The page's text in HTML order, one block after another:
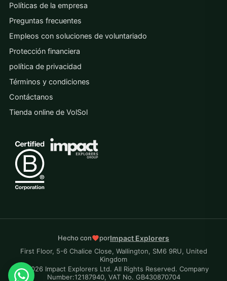
Políticas de la empresa
Preguntas frecuentes
Empleos con soluciones de voluntariado
Protección financiera
política de privacidad
Términos y condiciones
Contáctanos
Tienda online de VolSol
Hecho con porImpact Explorers
First Floor, 5-6 Chalice Close, Wallington, SM6 9RU, United
Kingdom
© 2026 Impact Explorers Ltd. All Rights Reserved. Company
Number:12187940, VAT No. GB430870704